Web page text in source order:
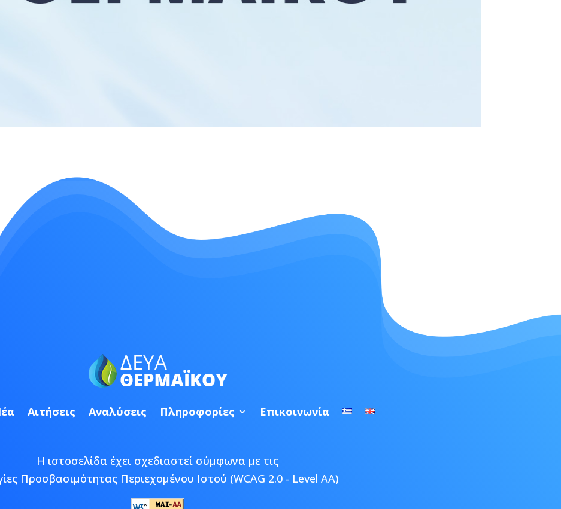
Αιτήσεις Αναλύσεις Πληροφορίες Επικοινωνία
Η ιστοσελίδα έχει σχεδιαστεί σύμφωνα με τις
Προσβασιμότητας Περιεχομένου Ιστού (WCAG 2.0 - Level AA)